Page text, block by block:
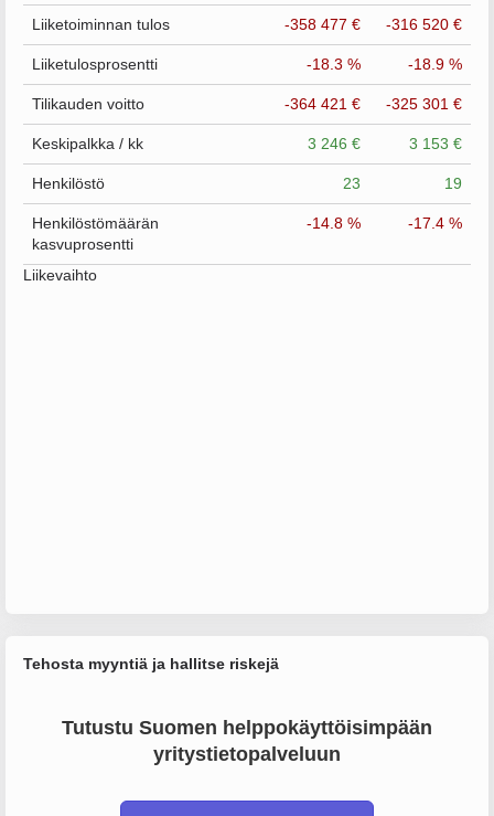
Liiketoiminnan tulos -358 477 € -316 520 €
Liiketulosprosentti -18.3 % -18.9 %
Tilikauden voitto -364 421 € -325 301 €
Keskipalkka / kk 3 246 € 3 153 €
Henkilöstö 23 19
Henkilöstömäärän
kasvuprosentti
-14.8 % -17.4 %
Liikevaihto
Tehosta myyntiä ja hallitse riskejä
Tutustu Suomen helppokäyttöisimpään
yritystietopalveluun